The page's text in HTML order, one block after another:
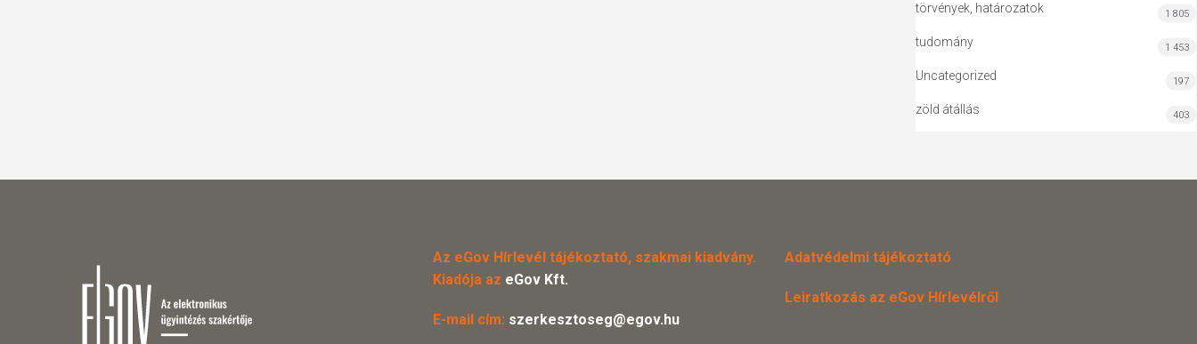
törvények, határozatok 1 805
tudomány 1 453
Uncategorized 197
zöld átállás 403
Az eGov Hírlevél tájékoztató, szakmai kiadvány.
Kiadója az eGov Kft.
E-mail cím: szerkesztoseg@egov.hu
Adatvédelmi tájékoztató
Leiratkozás az eGov Hírlevélről